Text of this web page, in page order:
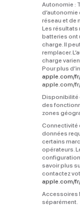
Autonomie :
réseau et de
Les résultats
batteries ont
charge. Il
remplacer.
charge
Pour plus
apple.com/
apple.com/
Disponibilité
des
zones
Connectivité
données
certains
opérateurs.
configuration
savoir plus
contactez
apple.com/
Accessoires
séparément.